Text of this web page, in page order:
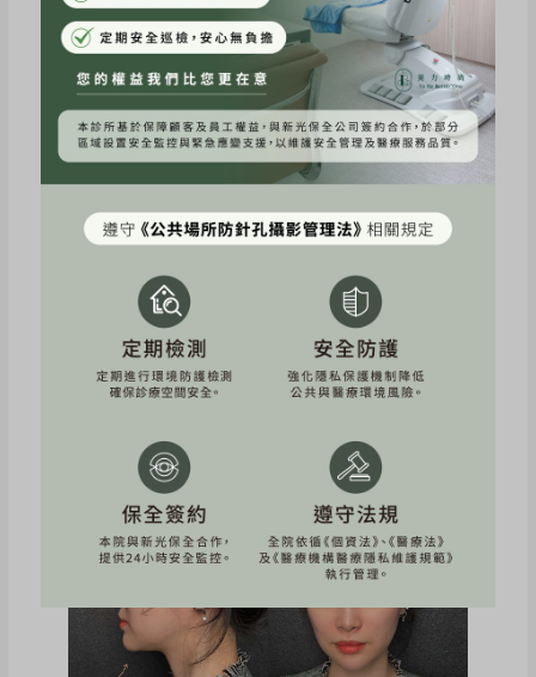
11/22是我打海芙+渦旋音波的第一天
由於我是血管比較明顯的人
當天打完我連會紅紅的，有點像泡完溫泉那樣。晚
上紅紅就都消失了。
一周內加強保濕，避免使用酸類保養品即可。當天
也能化妝。
上班族可以安排中午午餐時間去做療程， 療程時
間超級快速。
#Liftera-V #ULTRAFORMER III#美力時尚診所